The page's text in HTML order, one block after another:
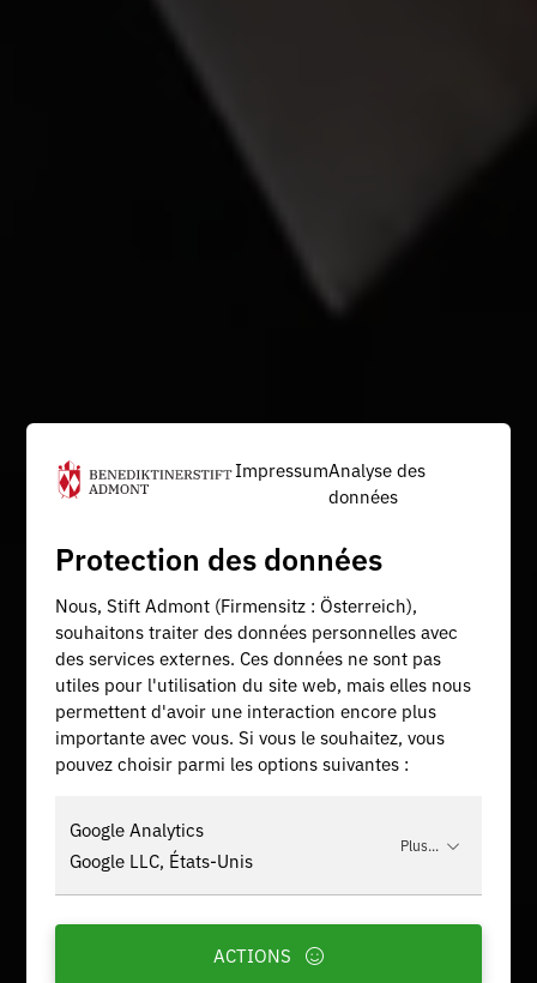
ImpressumAnalyse des
données
Protection des données
Nous, Stift Admont (Firmensitz : Österreich),
souhaitons traiter des données personnelles avec
des services externes. Ces données ne sont pas
utiles pour l'utilisation du site web, mais elles nous
permettent d'avoir une interaction encore plus
importante avec vous. Si vous le souhaitez, vous
pouvez choisir parmi les options suivantes :
Google Analytics
Google LLC, États-Unis
Plus...
ACTIONS